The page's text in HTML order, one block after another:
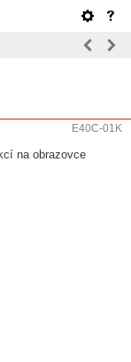
E40C-01K
na obrazovce